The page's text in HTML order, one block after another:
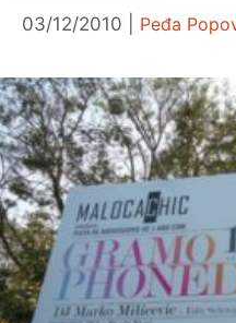
03/12/2010 Peđa